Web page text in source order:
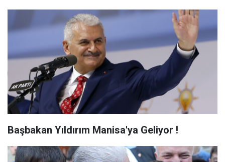
Başbakan Yıldırım Manisa'ya Geliyor !